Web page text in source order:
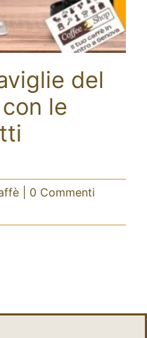
del Caffè
del
le
0 Commenti